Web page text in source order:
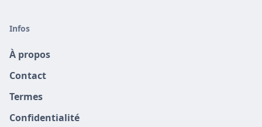
Infos
À propos
Contact
Termes
Confidentialité